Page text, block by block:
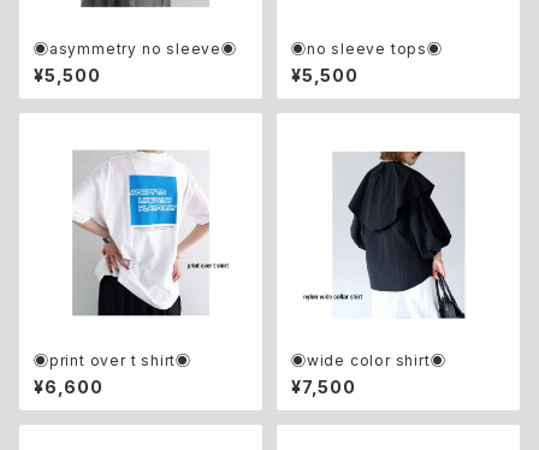
◉asymmetry no sleeve◉
¥5,500
◉no sleeve tops◉
¥5,500
◉print over t shirt◉
¥6,600
◉wide color shirt◉
¥7,500